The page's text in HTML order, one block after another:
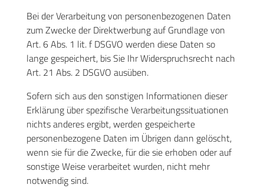
Bei der Verarbeitung von personenbezogenen Daten
zum Zwecke der Direktwerbung auf Grundlage von
Art. 6 Abs. 1 lit. f DSGVO werden diese Daten so
lange gespeichert, bis Sie Ihr Widerspruchsrecht nach
Art. 21 Abs. 2 DSGVO ausüben.
Sofern sich aus den sonstigen Informationen dieser
Erklärung über spezifische Verarbeitungssituationen
nichts anderes ergibt, werden gespeicherte
personenbezogene Daten im Übrigen dann gelöscht,
wenn sie für die Zwecke, für die sie erhoben oder auf
sonstige Weise verarbeitet wurden, nicht mehr
notwendig sind.